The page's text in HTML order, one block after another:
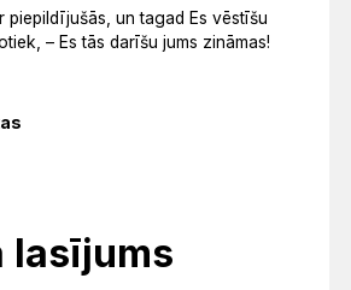
piepildījušās, un tagad Es vēstīšu
– Es tās darīšu jums zināmas!
lasījums